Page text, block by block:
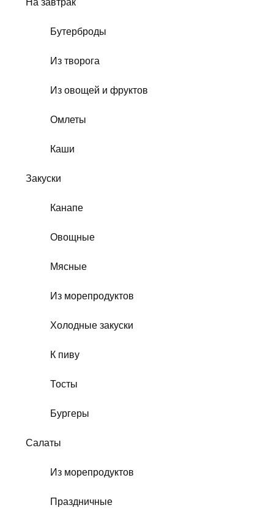
Бутерброды
Из творога
Из овощей и фруктов
Омлеты
Каши
Закуски
Канапе
Овощные
Мясные
Из морепродуктов
Холодные закуски
К пиву
Тосты
Бургеры
Салаты
Из морепродуктов
Праздничные